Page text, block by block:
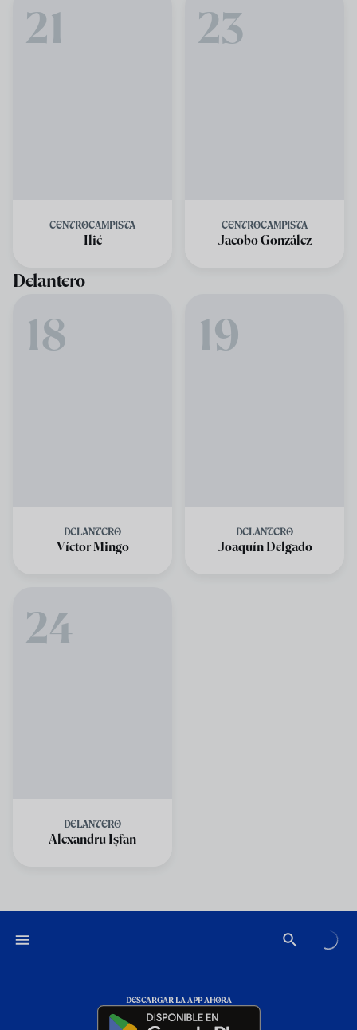
CENTROCAMPISTA
21
Ilić
CENTROCAMPISTA
23
Jacobo González
Delantero
DELANTERO
18
Víctor Mingo
DELANTERO
19
Joaquín Delgado
DELANTERO
24
Alexandru Ișfan
DESCARGAR LA APP AHORA